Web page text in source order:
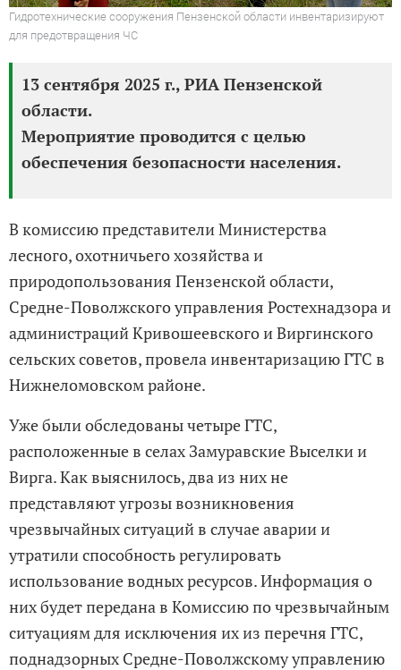
Гидротехнические сооружения Пензенской области инвентаризируют
для предотвращения ЧС
13 сентября 2025 г., РИА Пензенской
области.
Мероприятие проводится с целью
обеспечения безопасности населения.
В комиссию представители Министерства
лесного, охотничьего хозяйства и
природопользования Пензенской области,
Средне-Поволжского управления Ростехнадзора и
администраций Кривошеевского и Виргинского
сельских советов, провела инвентаризацию ГТС в
Нижнеломовском районе.
Уже были обследованы четыре ГТС,
расположенные в селах Замуравские Выселки и
Вирга. Как выяснилось, два из них не
представляют угрозы возникновения
чрезвычайных ситуаций в случае аварии и
утратили способность регулировать
использование водных ресурсов. Информация о
них будет передана в Комиссию по чрезвычайным
ситуациям для исключения их из перечня ГТС,
поднадзорных Средне-Поволжскому управлению